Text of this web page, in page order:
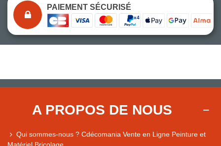
PAIEMENT SÉCURISÉ
A PROPOS DE NOUS
Qui sommes-nous ? Cdécomania Vente en Ligne Peinture et
Matériel Bricolage